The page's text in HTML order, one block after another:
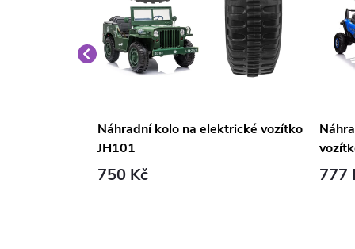
Náhradní kolo na elektrické vozítko
JH101
750 Kč 777